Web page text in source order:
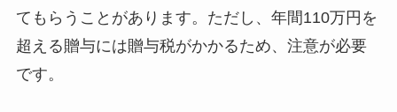
てもらうことがあります。ただし、年間110万円を
超える贈与には贈与税がかかるため、注意が必要
です。